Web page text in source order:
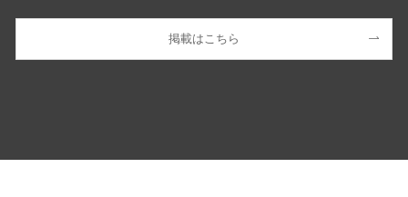
掲載はこちら